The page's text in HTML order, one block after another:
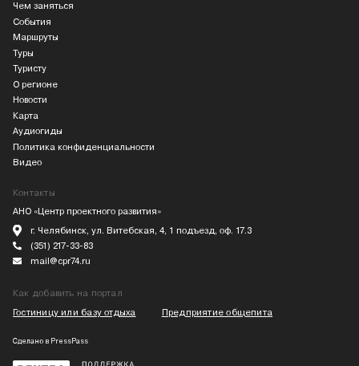
Чем заняться
События
Маршруты
Туры
Туристу
О регионе
Новости
Карта
Аудиогиды
Политика конфиденциальности
Видео
Контакты
АНО «Центр проектного развития»
г. Челябинск, ул. Витебская, 4, 1 подъезд, оф. 17.3
(351) 217-33-83
mail@cpr74.ru
Как добавить на портал
Гостиницу или базу отдыха
Предприятие общепита
Сделано в PressPass